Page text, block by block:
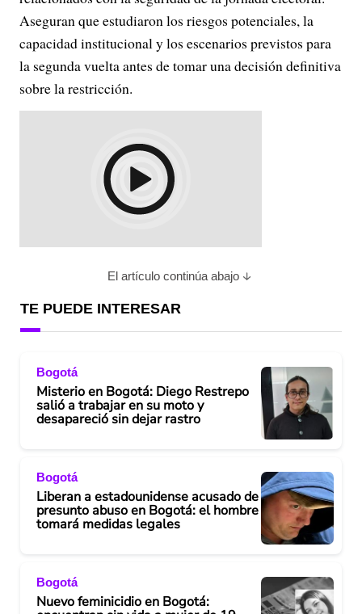
Aseguran que estudiaron los riesgos potenciales, la
capacidad institucional y los escenarios previstos para
la segunda vuelta antes de tomar una decisión definitiva
sobre la restricción.
El artículo continúa abajo
TE PUEDE INTERESAR
Bogotá
Misterio en Bogotá: Diego Restrepo
salió a trabajar en su moto y
desapareció sin dejar rastro
Bogotá
Liberan a estadounidense acusado de
presunto abuso en Bogotá: el hombre
tomará medidas legales
Bogotá
Nuevo feminicidio en Bogotá: